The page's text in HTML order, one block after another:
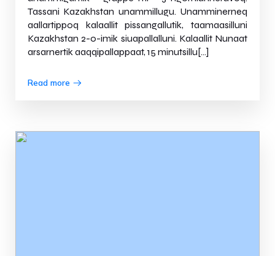
Tassani Kazakhstan unammillugu. Unamminerneq
aallartippoq kalaallit pissangallutik, taamaasilluni
Kazakhstan 2-0-imik siuapallalluni. Kalaallit Nunaat
arsarnertik aaqqipallappaat, 15 minutsillu[…]
Read more